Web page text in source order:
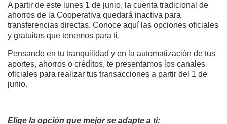
A partir de este lunes 1 de junio, la cuenta tradicional de
ahorros de la Cooperativa quedará inactiva para
transferencias directas. Conoce aquí las opciones oficiales
y gratuitas que tenemos para ti.
Pensando en tu tranquilidad y en la automatización de tus
aportes, ahorros o créditos, te presentamos los canales
oficiales para realizar tus transacciones a partir del 1 de
junio.
Elige la opción que mejor se adapte a ti: